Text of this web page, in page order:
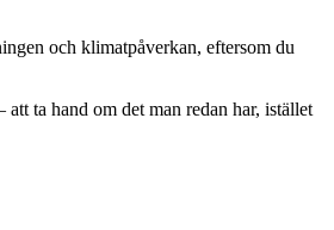
och klimatpåverkan, eftersom du
ta hand om det man redan har, istället